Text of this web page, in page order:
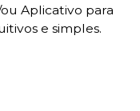
Aplicativo para
e simples.